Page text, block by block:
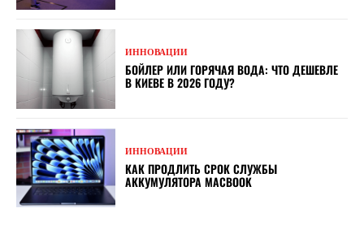
ИННОВАЦИИ
БОЙЛЕР ИЛИ ГОРЯЧАЯ ВОДА: ЧТО ДЕШЕВЛЕ
В КИЕВЕ В 2026 ГОДУ?
ИННОВАЦИИ
КАК ПРОДЛИТЬ СРОК СЛУЖБЫ
АККУМУЛЯТОРА MACBOOK